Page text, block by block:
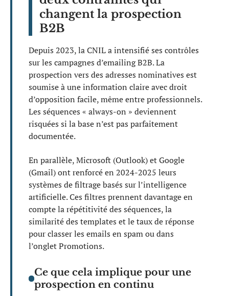
changent la prospection
B2B
Depuis 2023, la CNIL a intensifié ses contrôles
sur les campagnes d’emailing B2B. La
prospection vers des adresses nominatives est
soumise à une information claire avec droit
d’opposition facile, même entre professionnels.
Les séquences « always-on » deviennent
risquées si la base n’est pas parfaitement
documentée.
En parallèle, Microsoft (Outlook) et Google
(Gmail) ont renforcé en 2024-2025 leurs
systèmes de filtrage basés sur l’intelligence
artificielle. Ces filtres prennent davantage en
compte la répétitivité des séquences, la
similarité des templates et le taux de réponse
pour classer les emails en spam ou dans
l’onglet Promotions.
Ce que cela implique pour une
prospection en continu